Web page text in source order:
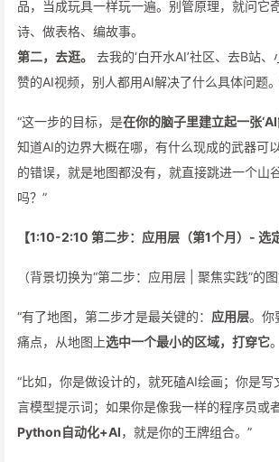
品，当成玩具一样玩一遍。别管原理，就问它
诗、做表格、编故事。
第二，去逛。
去我的‘白开水AI’社区、去B站
赞的AI视频，别人都用AI解决了什么具体问题
“这一步的目标，是在你的脑子里建立起一张
知道AI的边界大概在哪，有什么现成的武器可
的错误，就是地图都没有，就直接跳进一个山
吗？”
【1:10-2:10 第二步：应用层（第1个月）- 选
（背景切换为“第二步：应用层 | 聚焦实践”的图
“有了地图，第二步才是最关键的： 应用层。你
痛点，从地图上选中一个最小的区域，打穿它
“比如，你是做设计的，就死磕AI绘画；你是
言模型提示词；如果你是像我一样的程序员或
Python自动化+AI，就是你的王牌组合。”